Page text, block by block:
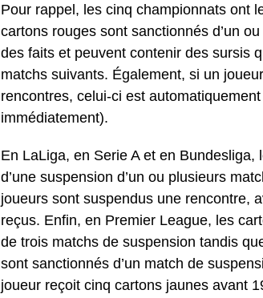
Pour rappel, les cinq championnats ont
cartons rouges sont sanctionnés d’un
des faits et peuvent contenir des sursis
matchs suivants. Également, si un
rencontres, celui-ci est
immédiatement).
En LaLiga, en Serie A et en
d’une suspension d’un ou plusieurs
joueurs sont suspendus une rencontre,
reçus. Enfin, en Premier League, les
de trois matchs de suspension tandis
sont sanctionnés d’un match de
joueur reçoit cinq cartons jaunes avant